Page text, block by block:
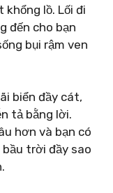
lồ. Lối đi
đến cho bạn
bụi rậm ven
biển đầy cát,
tả bằng lời.
hơn và bạn có
trời đầy sao